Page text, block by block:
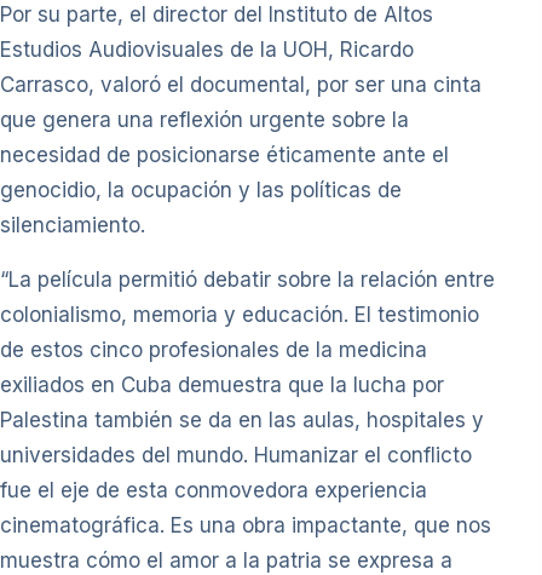
Por su parte, el director del Instituto de Altos
Estudios Audiovisuales de la UOH, Ricardo
Carrasco, valoró el documental, por ser una cinta
que genera una reflexión urgente sobre la
necesidad de posicionarse éticamente ante el
genocidio, la ocupación y las políticas de
silenciamiento.
“La película permitió debatir sobre la relación entre
colonialismo, memoria y educación. El testimonio
de estos cinco profesionales de la medicina
exiliados en Cuba demuestra que la lucha por
Palestina también se da en las aulas, hospitales y
universidades del mundo. Humanizar el conflicto
fue el eje de esta conmovedora experiencia
cinematográfica. Es una obra impactante, que nos
muestra cómo el amor a la patria se expresa a